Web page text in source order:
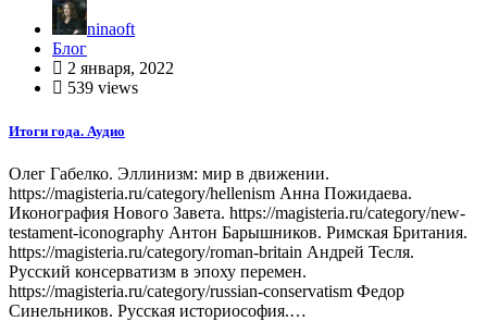
ninaoft
Блог
2 января, 2022
539 views
Итоги года. Аудио
Олег Габелко. Эллинизм: мир в движении.
https://magisteria.ru/category/hellenism Анна Пожидаева.
Иконография Нового Завета. https://magisteria.ru/category/new-
testament-iconography Антон Барышников. Римская Британия.
https://magisteria.ru/category/roman-britain Андрей Тесля.
Русский консерватизм в эпоху перемен.
https://magisteria.ru/category/russian-conservatism Федор
Синельников. Русская историософия.…